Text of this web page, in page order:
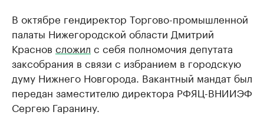
В октябре гендиректор Торгово-промышленной
палаты Нижегородской области Дмитрий
Краснов сложил с себя полномочия депутата
заксобрания в связи с избранием в городскую
думу Нижнего Новгорода. Вакантный мандат был
передан заместителю директора РФЯЦ-ВНИИЭФ
Сергею Гаранину.